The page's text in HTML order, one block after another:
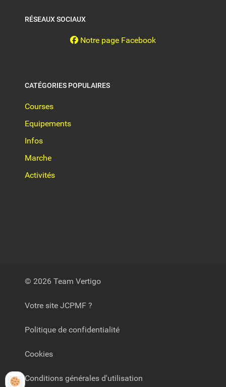
RÉSEAUX SOCIAUX
Notre page Facebook
CATÉGORIES POPULAIRES
Courses
Equipements
Infos
Marche
Activités
© 2026 Team Vertigo
Votre site JCPMF ?
Politique de confidentialité
Cookies
Conditions générales d'utilisation